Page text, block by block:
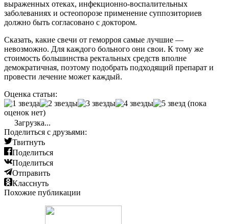
выраженных отеках, инфекционно-воспалительных
заболеваниях и остеопорозе применение суппозиториев
должно быть согласовано с доктором.
Сказать, какие свечи от геморроя самые лучшие —
невозможно. Для каждого больного они свои. К тому же
стоимость большинства ректальных средств вполне
демократичная, поэтому подобрать подходящий препарат и
провести лечение может каждый.
Оценка статьи:
(пока
оценок нет)
Загрузка...
Поделиться с друзьями:
Твитнуть
Поделиться
Поделиться
Отправить
Класснуть
Похожие публикации